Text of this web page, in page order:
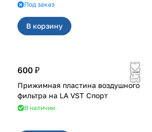
Под заказ
В корзину
600 ₽
Прижимная пластина воздушного
фильтра на LA VST Спорт
В наличии